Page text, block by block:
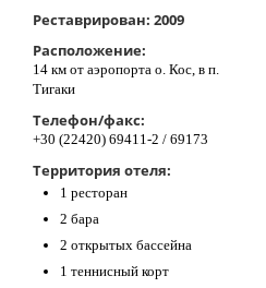
Реставрирован: 2009
Расположение:
14 км от аэропорта о. Кос, в п.
Тигаки
Телефон/факс:
+30 (22420) 69411-2 / 69173
Территория отеля:
1 ресторан
2 бара
2 открытых бассейна
1 теннисный корт